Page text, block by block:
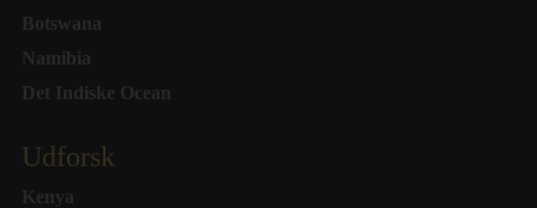
Botswana
Namibia
Det Indiske Ocean
Udforsk
Kenya